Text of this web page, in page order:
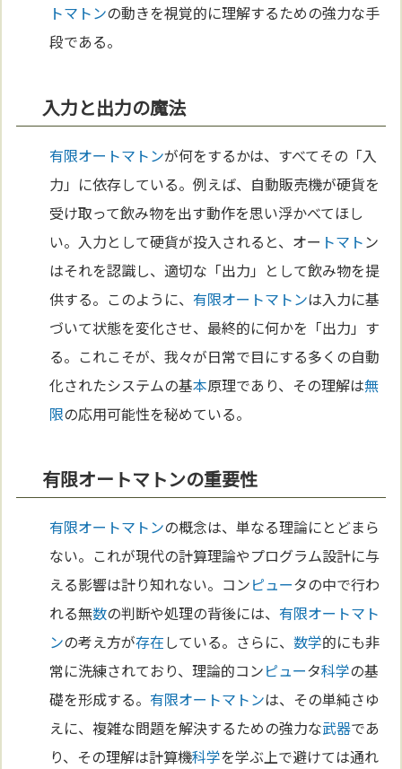
トマトンの動きを視覚的に理解するための強力な手
段である。
入力と出力の魔法
有限オートマトンが何をするかは、すべてその「入
力」に依存している。例えば、自動販売機が硬貨を
受け取って飲み物を出す動作を思い浮かべてほし
い。入力として硬貨が投入されると、オー トマト ン
はそれを認識し、適切な「出力」として飲み物を提
供する。このように、 有限オートマトンは入力に基
づいて状態を変化させ、最終的に何かを「出力」す
る。これこそが、我々が日常で目にする多くの自動
化されたシステムの基本原理であり、その理解は無
限の応用可能性を秘めている。
有限オートマトンの重要性
有限オートマトンの概念は、単なる理論にとどまら
ない。これが現代の計算理論やプログラム設計に与
える影響は計り知れない。コンピュータの中で行わ
れる無数の判断や処理の背後には、 有限オートマト
ンの考え方が存在している。さらに、数学的にも非
常に洗練されており、理論的コンピュータ科学の基
礎を形成する。 有限オートマトンは、その単純さゆ
えに、複雑な問題を解決するための強力な武器であ
り、その理解は計算機科学を学ぶ上で避けては通れ